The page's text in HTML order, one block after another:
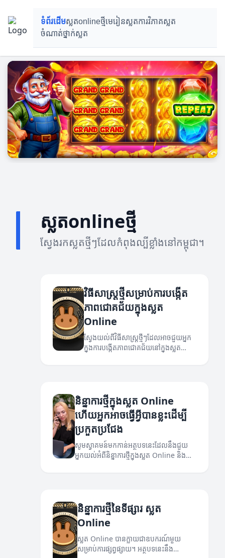
ទំព័រដើមស្លតonlineថ្មីមេរៀនស្លតការវិភាគស្លត
ចំណាត់ថ្នាក់ស្លត
ស្លតonlineថ្មី
ស្វែងរកស្លតថ្មីៗដែលកំពុងល្បីខ្លាំងនៅកម្ពុជា។
វិធីសាស្ត្រថ្មីសម្រាប់ការបង្កើត
ភាពជោគជ័យក្នុងស្លត
Online
ស្វែងយល់ពីវិធីសាស្ត្រថ្មីៗដែលអាចជួយអ្នក
ក្នុងការបង្កើតភាពជោគជ័យនៅក្នុងស្លត
និន្នាការថ្មីក្នុងស្លត Online
ហើយអ្នកអាចធ្វើអ្វីបានខ្លះដើម្បី
ប្រកួតប្រជែង
សូមស្វាគមន៍មកកាន់អត្ថបទនេះដែលនឹងជួយ
អ្នកយល់អំពីនិន្នាការថ្មីក្នុងស្លត Online និង
និន្នាការថ្មីនៃទីផ្សារ ស្លត
Online
ស្លត Online បានក្លាយជាឧបករណ៍មួយ
សម្រាប់ការផ្សព្វផ្សាយ។ អត្ថបទនេះនឹង